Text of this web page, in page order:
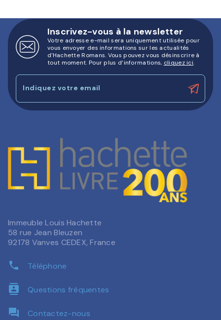
Inscrivez-vous à la newsletter
Votre adresse e-mail sera uniquement utilisée pour
vous envoyer des informations sur les actualités
d'Hachette Romans. Vous pouvez vous désinscrire à
tout moment. Pour plus d’informations, cliquez ici.
Indiquez votre email
Immeuble Louis Hachette
58 rue Jean Bleuzen
92178 Vanves CEDEX, France
phone Téléphone
contacts Questions fréquentes
question_answer Contactez-nous